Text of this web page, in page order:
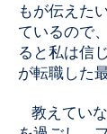
もが伝えた
ているので
ると私は信
が転職した
教えてい